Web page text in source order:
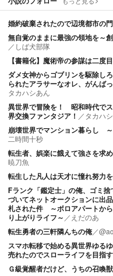
婚約破棄されたので辺境都市の
無自覚のままに最強の領地を～
／ しば犬部隊
【書籍化】魔術帝の参謀は二度
ダメ女神からゴブリンを駆除し
られたアラサーなオレ、がんば
タカハシあん
異世界で冒険を！ 昭和時代で
界交換ファンタジア！ ／ タカハ
崩壊世界でマンション暮らし
二時間十秒
転生者、娯楽に餓えて強さを求
暁刀魚
転生した凡人は天才に憧れ努力
Fランク「鑑定士」の俺、ゴミ
づいてネットオークションに出
札された件 ～ボロアパートか
り上がりライフ～ ／ えだのあ
転生勇者の三軒隣んちの俺／
スマホ転移で始める異世界ゆる
売れたのでスローライフを目指
Ｇ級覚醒者だけど、うちの召喚